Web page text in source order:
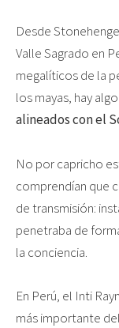
Desde
Valle Sagrado en
megalíticos de la
los mayas, hay
alineados con el
No por capricho
comprendían que
de transmisión:
penetraba de
la conciencia.
En Perú, el Inti
más importante